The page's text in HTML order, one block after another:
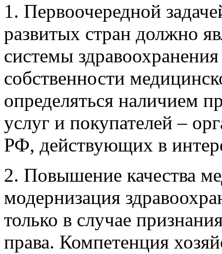
1. Первоочередной
развитых стран должно
системы
собственности
определяться наличием
услуг и покупателей –
РФ, действующих в
2. Повышение качества
модернизация
только в случае
права. Компетенция